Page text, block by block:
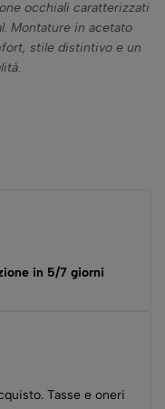
occhiali caratterizzati
Montature in acetato
stile distintivo e un
in 5/7 giorni
Tasse e oneri